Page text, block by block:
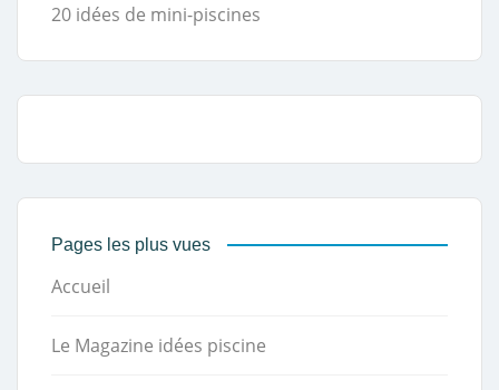
20 idées de mini-piscines
Pages les plus vues
Accueil
Le Magazine idées piscine